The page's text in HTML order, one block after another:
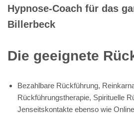
Hypnose-Coach für das
Billerbeck
Die geeignete
Bezahlbare Rückführung,
Rückführungstherapie, Spirituelle
Jenseitskontakte ebenso wie